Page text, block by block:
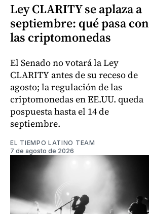
Ley CLARITY se aplaza a
septiembre: qué pasa con
las criptomonedas
El Senado no votará la Ley
CLARITY antes de su receso de
agosto; la regulación de las
criptomonedas en EE.UU. queda
pospuesta hasta el 14 de
septiembre.
EL TIEMPO LATINO TEAM
7 de agosto de 2026